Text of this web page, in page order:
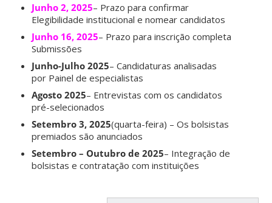
Junho 2, 2025– Prazo para confirmar
Elegibilidade institucional e nomear candidatos
Junho 16, 2025– Prazo para inscrição completa
Submissões
Junho-Julho 2025– Candidaturas analisadas
por Painel de especialistas
Agosto 2025– Entrevistas com os candidatos
pré-selecionados
Setembro 3, 2025(quarta-feira) – Os bolsistas
premiados são anunciados
Setembro – Outubro de 2025– Integração de
bolsistas e contratação com instituições